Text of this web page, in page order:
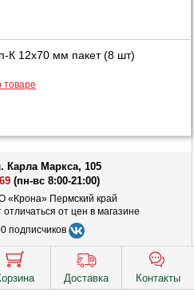
Доставка Контакты
К 12х70 мм пакет (8 шт)
товаре
Карла Маркса, 105
(пн-вс 8:00-21:00)
Пермский край
отличаться от цен в магазине
подписчиков